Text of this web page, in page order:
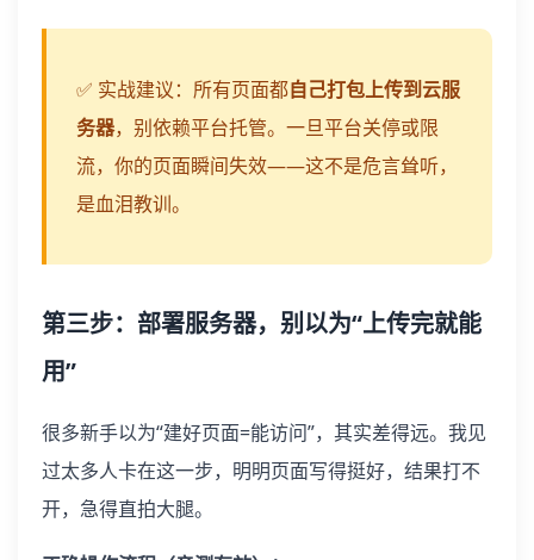
✅ 实战建议：所有页面都自己打包上传到云服
务器，别依赖平台托管。一旦平台关停或限
流，你的页面瞬间失效——这不是危言耸听，
是血泪教训。
第三步：部署服务器，别以为“上传完就能
用”
很多新手以为“建好页面=能访问”，其实差得远。我见
过太多人卡在这一步，明明页面写得挺好，结果打不
开，急得直拍大腿。